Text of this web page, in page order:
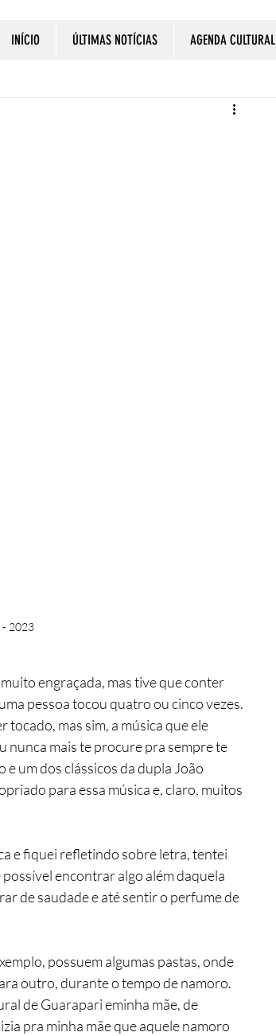
INÍCIO ÚLTIMAS NOTÍCIAS AGENDA CULTURAL
- 2023
engraçada, mas tive que conter
pessoa tocou quatro ou cinco vezes.
mas sim, a música que ele
nunca mais te procure pra sempre te
e um dos clássicos da dupla João
para essa música e, claro, muitos
e fiquei refletindo sobre letra, tentei
encontrar algo além daquela
de saudade e até sentir o perfume de
possuem algumas pastas, onde
outro, durante o tempo de namoro.
de Guarapari eminha mãe, de
pra minha mãe que aquele namoro